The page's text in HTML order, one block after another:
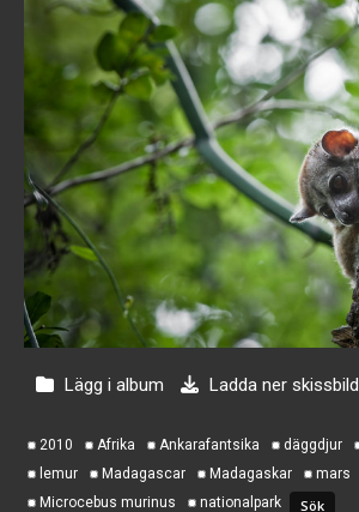
Lägg i album Ladda ner skissbild
2010 Afrika Ankarafantsika däggdjur
lemur
Madagascar Madagaskar
mars
Microcebus murinus
nationalpark